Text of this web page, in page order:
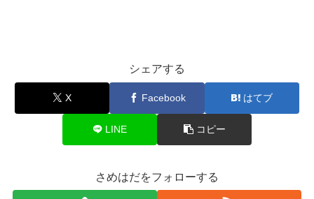
シェアする
X Facebook はてブ
LINE コピー
さめはだをフォローする